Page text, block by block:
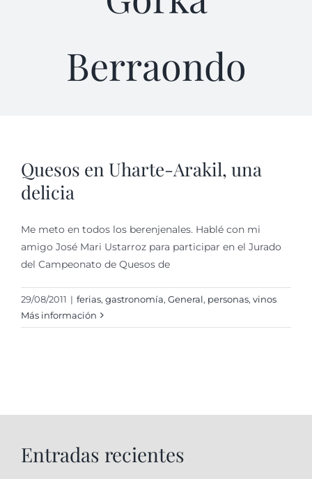
Berraondo
Quesos en Uharte-Arakil, una
delicia
Me meto en todos los berenjenales. Hablé con mi
amigo José Mari Ustarroz para participar en el Jurado
del Campeonato de Quesos de
29/08/2011 | ferias, gastronomí­a, General, personas, vinos
Más información
Entradas recientes